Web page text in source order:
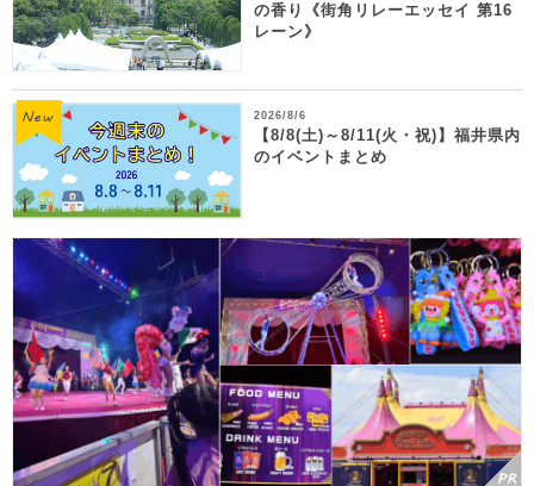
の香り《街角リレーエッセイ 第16
レーン》
2026/8/6
【8/8(土)～8/11(火・祝)】福井県内
のイベントまとめ